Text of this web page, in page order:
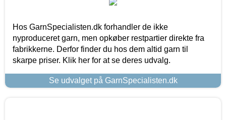
Hos GarnSpecialisten.dk forhandler de ikke
nyproduceret garn, men opkøber restpartier direkte fra
fabrikkerne. Derfor finder du hos dem altid garn til
skarpe priser. Klik her for at se deres udvalg.
Se udvalget på GarnSpecialisten.dk